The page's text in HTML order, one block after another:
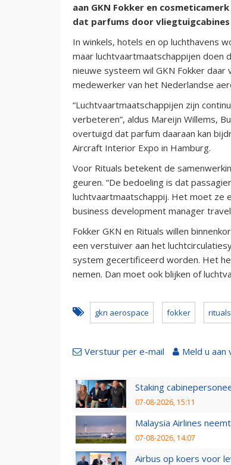
aan GKN Fokker en
dat parfums door
In winkels, hotels en op luchthavens
maar luchtvaartmaatschappijen doen
nieuwe systeem wil GKN Fokker
medewerker van het Nederlandse
“Luchtvaartmaatschappijen zijn
verbeteren”, aldus Mareijn Willems,
overtuigd dat parfum daaraan kan
Aircraft Interior Expo in Hamburg.
Voor Rituals betekent de
geuren. “De bedoeling is dat
luchtvaartmaatschappij. Het moet ze
business development manager
Fokker GKN en Rituals willen
een verstuiver aan het
system gecertificeerd worden. Het
nemen. Dan moet ook blijken of
gkn aerospace fokker rituals
Verstuur per e-mail Meld u
Staking
07-08-2026, 15:11
Malaysia Airlines
07-08-2026, 14:07
Airbus op koers voor